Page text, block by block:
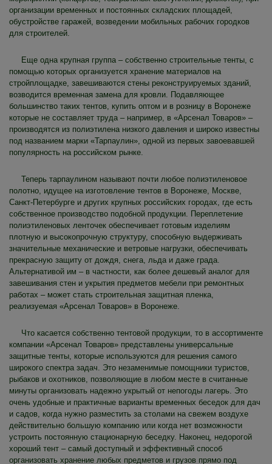
организации временных и постоянных складских площадей,
обустройстве гаражей, возведении мобильных рабочих городков
для строителей.
Еще одна крупная группа – собственно строительные тенты, с
помощью которых организуется хранение материалов на
стройплощадке, завешиваются стены реконструируемых зданий,
возводится временная замена для кровли. Подавляющее
большинство таких тентов, купить оптом и в розницу в Воронеже
которые не составляет труда – например, в «Арсенал Товаров» –
производятся из полиэтилена низкого давления и широко известны
под названием марки «Тарпаулин», одной из первых завоевавшей
популярность на российском рынке.
Теперь тарпаулином называют почти любое полиэтиленовое
полотно, идущее на изготовление тентов в Воронеже, Москве,
Санкт-Петербурге и других крупных российских городах, где есть
собственное производство подобной продукции. Переплетение
полиэтиленовых ленточек обеспечивает готовым изделиям
плотную и высокопрочную структуру, способную выдерживать
значительные механические и ветровые нагрузки, обеспечивать
прекрасную защиту от дождя, снега, льда и даже града.
Альтернативой им – в частности, как более дешевый аналог для
завешивания стен и укрытия предметов мебели при ремонтных
работах – может стать строительная защитная пленка,
реализуемая «Арсенал Товаров» в Воронеже.
Что касается собственно тентовой продукции, то в ассортименте
компании «Арсенал Товаров» представлены универсальные
защитные тенты, которые используются для решения самого
широкого спектра задач. Это незаменимые помощники туристов,
рыбаков и охотников, позволяющие в любом месте в считанные
минуты организовать надежно укрытый от непогоды лагерь. Это
очень удобные и практичные варианты временных беседок для дач
и садов, когда нужно разместить за столами на свежем воздухе
действительно большую компанию или когда нет возможности
устроить постоянную стационарную беседку. Наконец, недорогой
хороший тент – самый доступный и эффективный способ
организовать хранение любых предметов и грузов прямо под